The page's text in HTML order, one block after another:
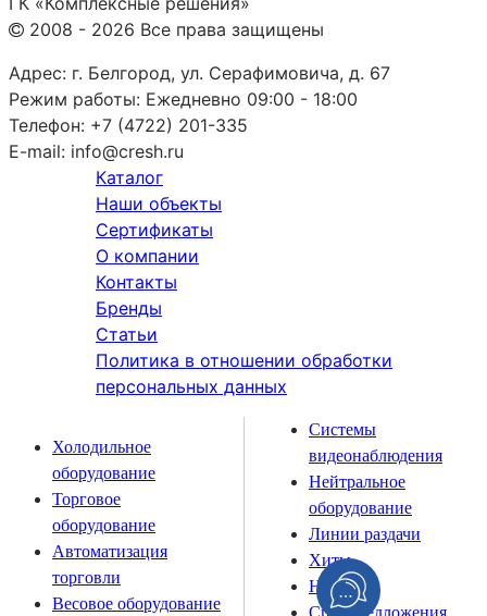
2008 - 2026 Все права защищены
Адрес: г. Белгород, ул. Серафимовича, д. 67
Режим работы: Ежедневно 09:00 - 18:00
Телефон: +7 (4722) 201-335
E-mail: info@cresh.ru
Каталог
Наши объекты
Сертификаты
О компании
Контакты
Бренды
Статьи
Политика в отношении обработки
персональных данных
Холодильное
оборудование
Торговое
оборудование
Автоматизация
торговли
Весовое оборудование
Системы
видеонаблюдения
Нейтральное
оборудование
Линии раздачи
Хиты
Новинки
Спецпредложения